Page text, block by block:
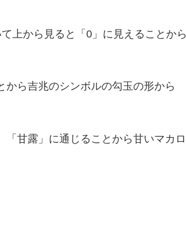
上から見ると「0」に見えることから
ら吉兆のシンボルの勾玉の形から
「甘露」に通じることから甘いマカロ